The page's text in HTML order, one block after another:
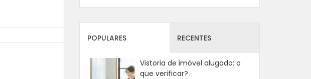
POPULARES RECENTES
Vistoria de imóvel alugado: o
que verificar?